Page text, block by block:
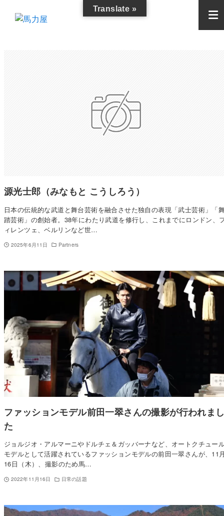
源光士郎（みなもと こうしろう）
日本の伝統的な武道と舞台芸術を融合させた独自の表現「武士芸術」「
踏芸術」の創始者。38年にわたり武道を修行し、これまでにロンドン、
ィレンツェ、ベルリンなど世…
2025年6月11日 Partners
ファッションモデル前田一翠さんの撮影が行われま
た
ジョルジオ・アルマーニやドルチェ＆ガッバーナなど、オートクチュー
モデルとして活躍されているファッションモデルの前田一翠さんが、11
16日（木）、撮影のため馬…
2022年11月16日 日常の話題
Translate »